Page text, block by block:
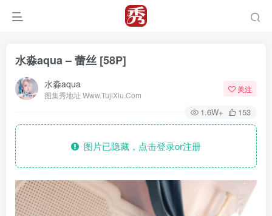
水淼aqua – 蕾丝 [58P]
水淼aqua
图集秀地址 Www.TujiXiu.Com
关注
1.6W+ 153
图片已隐藏，点击登录or注册